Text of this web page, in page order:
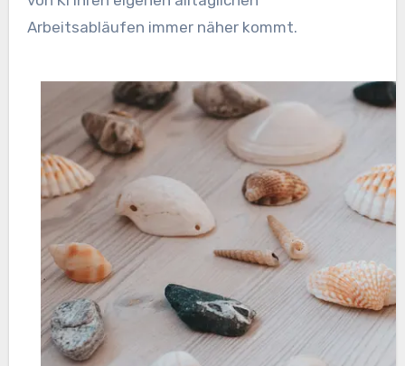
Arbeitsabläufen immer näher kommt.